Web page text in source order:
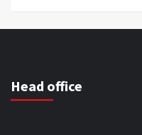
Head office